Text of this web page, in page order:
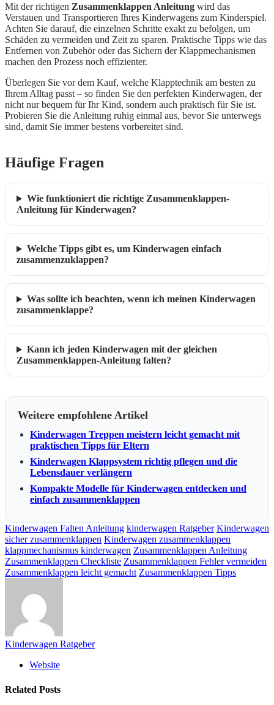
Mit der richtigen Zusammenklappen Anleitung wird das
Verstauen und Transportieren Ihres Kinderwagens zum Kinderspiel.
Achten Sie darauf, die einzelnen Schritte exakt zu befolgen, um
Schäden zu vermeiden und Zeit zu sparen. Praktische Tipps wie das
Entfernen von Zubehör oder das Sichern der Klappmechanismen
machen den Prozess noch effizienter.
Überlegen Sie vor dem Kauf, welche Klapptechnik am besten zu
Ihrem Alltag passt – so finden Sie den perfekten Kinderwagen, der
nicht nur bequem für Ihr Kind, sondern auch praktisch für Sie ist.
Probieren Sie die Anleitung ruhig einmal aus, bevor Sie unterwegs
sind, damit Sie immer bestens vorbereitet sind.
Häufige Fragen
Wie funktioniert die richtige Zusammenklappen-
Anleitung für Kinderwagen?
Welche Tipps gibt es, um Kinderwagen einfach
zusammenzuklappen?
Was sollte ich beachten, wenn ich meinen Kinderwagen
zusammenklappe?
Kann ich jeden Kinderwagen mit der gleichen
Zusammenklappen-Anleitung falten?
Weitere empfohlene Artikel
Kinderwagen Treppen meistern leicht gemacht mit
praktischen Tipps für Eltern
Kinderwagen Klappsystem richtig pflegen und die
Lebensdauer verlängern
Kompakte Modelle für Kinderwagen entdecken und
einfach zusammenklappen
Kinderwagen Falten Anleitung kinderwagen Ratgeber Kinderwagen
sicher zusammenklappen Kinderwagen zusammenklappen
klappmechanismus kinderwagen Zusammenklappen Anleitung
Zusammenklappen Checkliste Zusammenklappen Fehler vermeiden
Zusammenklappen leicht gemacht Zusammenklappen Tipps
Kinderwagen Ratgeber
Website
Related Posts